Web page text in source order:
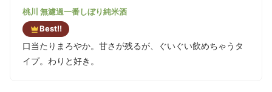
桃川 無濾過一番しぼり純米酒
Best!!
口当たりまろやか。甘さが残るが、ぐいぐい飲めちゃうタ
イプ。わりと好き。